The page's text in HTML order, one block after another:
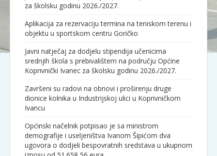
za školsku godinu 2026./2027.
Aplikacija za rezervaciju termina na teniskom terenu i
objektu u sportskom centru Goričko
Javni natječaj za dodjelu stipendija učenicima
srednjih škola s prebivalištem na području Općine
Koprivnički Ivanec za školsku godinu 2026./2027.
Završeni su radovi na obnovi i proširenju druge
dionice kolnika u Industrijskoj ulici u Koprivničkom
Ivancu
Općinski načelnik potpisao je sa ministrom
demografije i useljeništva Ivanom Šipićom dva
ugovora o dodjeli bespovratnih sredstava u ukupnom